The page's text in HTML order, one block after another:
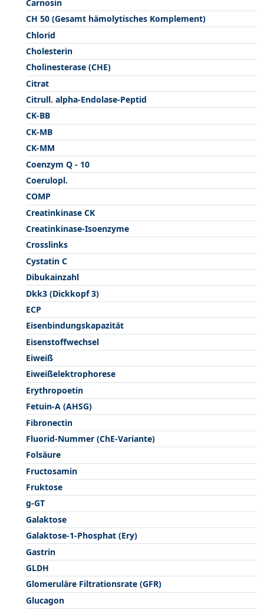
Carnosin
CH 50 (Gesamt hämolytisches Komplement)
Chlorid
Cholesterin
Cholinesterase (CHE)
Citrat
Citrull. alpha-Endolase-Peptid
CK-BB
CK-MB
CK-MM
Coenzym Q - 10
Coerulopl.
COMP
Creatinkinase CK
Creatinkinase-Isoenzyme
Crosslinks
Cystatin C
Dibukainzahl
Dkk3 (Dickkopf 3)
ECP
Eisenbindungskapazität
Eisenstoffwechsel
Eiweiß
Eiweißelektrophorese
Erythropoetin
Fetuin-A (AHSG)
Fibronectin
Fluorid-Nummer (ChE-Variante)
Folsäure
Fructosamin
Fruktose
g-GT
Galaktose
Galaktose-1-Phosphat (Ery)
Gastrin
GLDH
Glomeruläre Filtrationsrate (GFR)
Glucagon